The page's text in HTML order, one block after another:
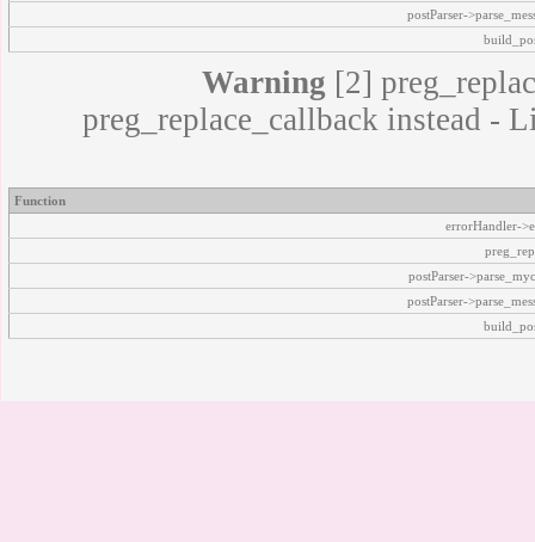
postParser-
Warning [2]
preg_replace_callback instead -
Function
errorHandler-
postParser-
postParser-